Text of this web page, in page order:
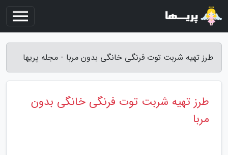
طرز تهیه شربت توت فرنگی خانگی بدون مربا - مجله پریها
طرز تهیه شربت توت فرنگی خانگی بدون
مربا